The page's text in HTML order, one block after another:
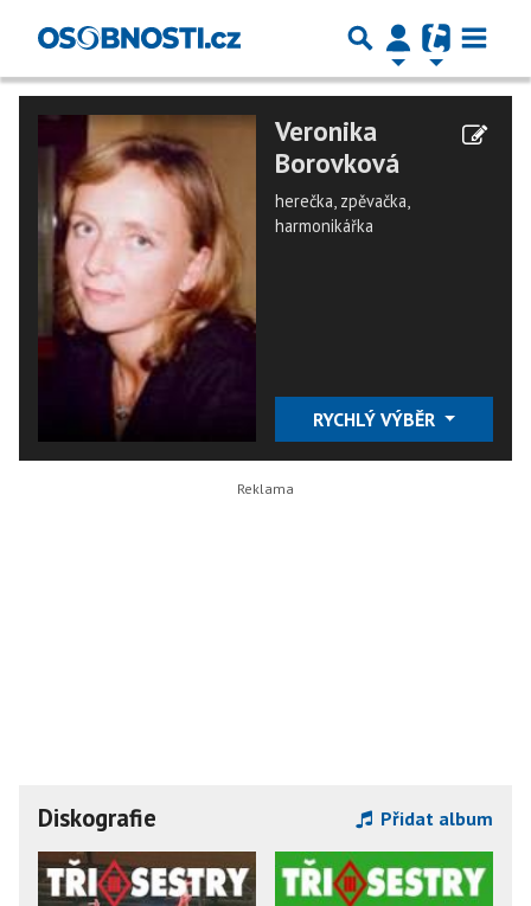
Veronika
Borovková
herečka, zpěvačka,
harmonikářka
RYCHLÝ VÝBĚR
Diskografie Přidat album